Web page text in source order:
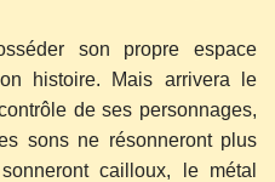
son propre espace
histoire. Mais arrivera le
de ses personnages,
sons ne résonneront plus
cailloux, le métal